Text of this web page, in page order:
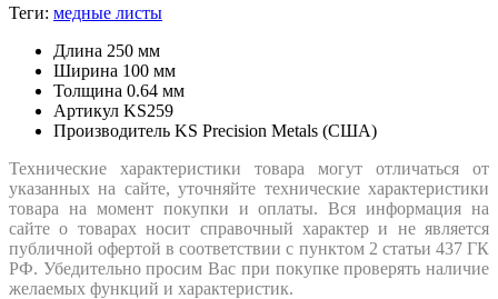
Теги: медные листы
Длина 250 мм
Ширина 100 мм
Толщина 0.64 мм
Артикул KS259
Производитель KS Precision Metals (США)
Технические характеристики товара могут отличаться от
указанных на сайте, уточняйте технические характеристики
товара на момент покупки и оплаты. Вся информация на
сайте о товарах носит справочный характер и не является
публичной офертой в соответствии с пунктом 2 статьи 437 ГК
РФ. Убедительно просим Вас при покупке проверять наличие
желаемых функций и характеристик.